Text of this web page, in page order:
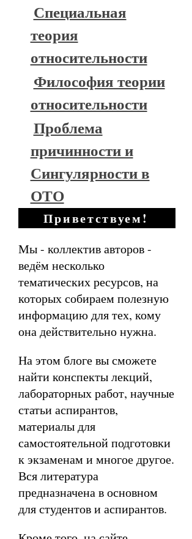
Специальная
теория
относительности
Философия теории
относительности
Проблема
причинности и
Сингулярности в
ОТО
Приветствуем!
Мы - коллектив авторов -
ведём несколько
тематических ресурсов, на
которых собираем полезную
информацию для тех, кому
она действительно нужна.
На этом блоге вы сможете
найти конспекты лекций,
лабораторных работ, научные
статьи аспирантов,
материалы для
самостоятельной подготовки
к экзаменам и многое другое.
Вся литература
предназначена в основном
для студентов и аспирантов.